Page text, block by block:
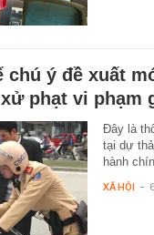
chú ý đề xuất
phạt vi phạm
Đây là
tại dự
hành
XÃ HỘI -